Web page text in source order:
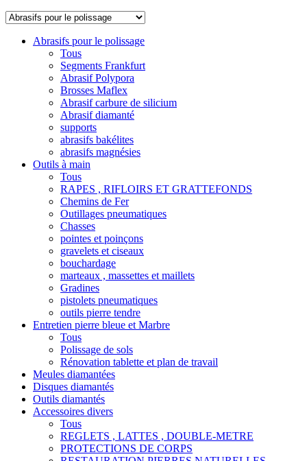
Abrasifs pour le polissage
Tous
Segments Frankfurt
Abrasif Polypora
Brosses Maflex
Abrasif carbure de silicium
Abrasif diamanté
supports
abrasifs bakélites
abrasifs magnésies
Outils à main
Tous
RAPES , RIFLOIRS ET GRATTEFONDS
Chemins de Fer
Outillages pneumatiques
Chasses
pointes et poinçons
gravelets et ciseaux
bouchardage
marteaux , massettes et maillets
Gradines
pistolets pneumatiques
outils pierre tendre
Entretien pierre bleue et Marbre
Tous
Polissage de sols
Rénovation tablette et plan de travail
Meules diamantées
Disques diamantés
Outils diamantés
Accessoires divers
Tous
REGLETS , LATTES , DOUBLE-METRE
PROTECTIONS DE CORPS